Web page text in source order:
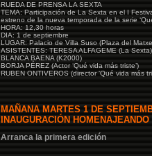
RUEDA DE PRENSA LA SEXTA
TEMA: Participación de La Sexta en el I
estreno de la nueva temporada de la serie
HORA: 12,30 horas
DIA: 1 de septiembre
LUGAR: Palacio de Villa Suso (Plaza del
ASISTENTES: TERESA ALFAGEME (La Sexta)
BLANCA BAENA (K2000)
BORJA PÉREZ (Actor ‘Qué vida más triste’)
RUBEN ONTIVEROS (director ‘Qué vida más
MAÑANA MARTES 1 DE
INAUGURACIÓN
Arranca la primera edición